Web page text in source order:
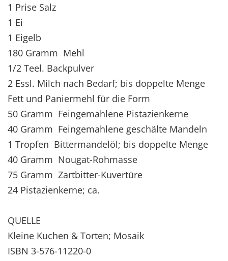
1 Prise Salz
1 Ei
1 Eigelb
180 Gramm Mehl
1/2 Teel. Backpulver
2 Essl. Milch nach Bedarf; bis doppelte Menge
Fett und Paniermehl für die Form
50 Gramm Feingemahlene Pistazienkerne
40 Gramm Feingemahlene geschälte Mandeln
1 Tropfen Bittermandelöl; bis doppelte Menge
40 Gramm Nougat-Rohmasse
75 Gramm Zartbitter-Kuvertüre
24 Pistazienkerne; ca.
QUELLE
Kleine Kuchen & Torten; Mosaik
ISBN 3-576-11220-0